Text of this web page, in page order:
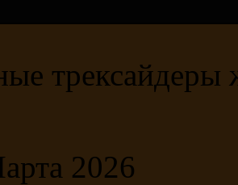
трексайдеры
2026